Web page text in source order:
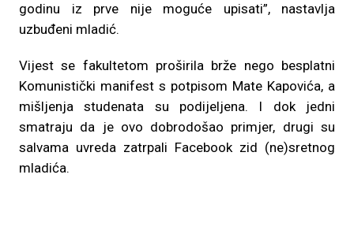
godinu iz prve nije moguće upisati”, nastavlja
uzbuđeni mladić.
Vijest se fakultetom proširila brže nego besplatni
Komunistički manifest s potpisom Mate Kapovića, a
mišljenja studenata su podijeljena. I dok jedni
smatraju da je ovo dobrodošao primjer, drugi su
salvama uvreda zatrpali Facebook zid (ne)sretnog
mladića.